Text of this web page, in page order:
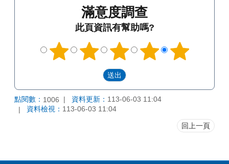
滿意度調查
此頁資訊有幫助嗎?
點閱數： 1006 資料更新： 113-06-03 11:04
資料檢視： 113-06-03 11:04
回上一頁